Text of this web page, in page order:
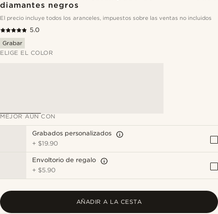
diamantes negros
El precio incluye todos los aranceles, impuestos sobre las ventas no incluidos
5.0
Grabar
ELIGE EL COLOR
MEJOR AÚN CON
Grabados personalizados
+ $19.90
Envoltorio de regalo
+ $5.90
AÑADIR A LA CESTA